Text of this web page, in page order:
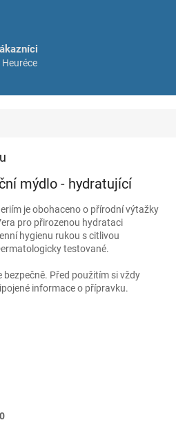
mýdlo - hydratující
je obohaceno o přírodní výtažky
pro přirozenou hydrataci
hygienu rukou s citlivou
testované.
Před použitím si vždy
informace o přípravku.